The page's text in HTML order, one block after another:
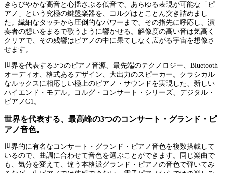
きらびやかな高音と心揺さぶる低音で、あらゆる表現が可能な「ピ
アノ」という究極の鍵盤楽器を、コルグはとことん突き詰めまし
た。繊細なタッチから圧倒的なパワーまで、その指先に呼応し、演
奏者の想いをまるで歌うように響かせる。解像度の高い音は気高く
クリアで、その残響はピアノの中に果てしなく広がる宇宙を想像さ
せます。
世界を代表する3つのピアノ音源、最先端のテクノロジー、Bluetooth
オーディオ、格式あるデザイン、大出力のスピーカー。クラシカル
なルックスに相応しい極上のピアノ・サウンドを実現した、新しい
ハイエンド・モデル。コルグ・コンサート・シリーズ、デジタル・
ピアノG1。
世界を代表する、最高峰の3つのコンサート・グランド・ピ
アノ音色。
世界的に有名なコンサート・グランド・ピアノ音色を複数搭載して
いるので、曲調に合わせて音色を選ぶことができます。同じ楽曲で
も、気分を変えて、違う本格派グランド・ピアノの音色で弾いてみ